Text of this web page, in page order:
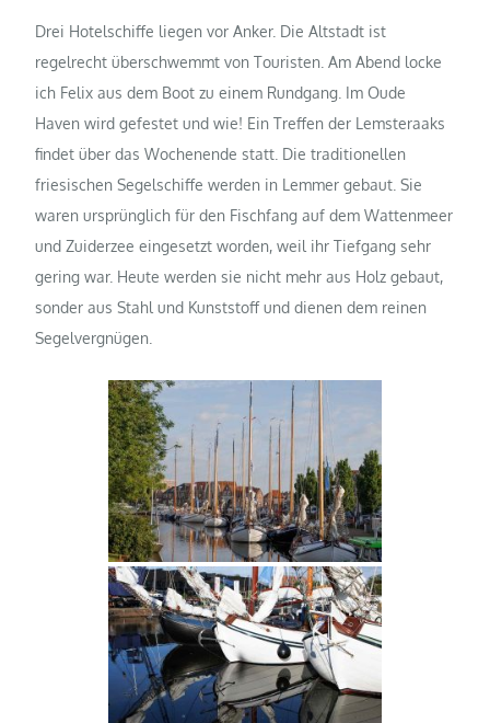
Drei Hotelschiffe liegen vor Anker. Die Altstadt ist
regelrecht überschwemmt von Touristen. Am Abend locke
ich Felix aus dem Boot zu einem Rundgang. Im Oude
Haven wird gefestet und wie! Ein Treffen der Lemsteraaks
findet über das Wochenende statt. Die traditionellen
friesischen Segelschiffe werden in Lemmer gebaut. Sie
waren ursprünglich für den Fischfang auf dem Wattenmeer
und Zuiderzee eingesetzt worden, weil ihr Tiefgang sehr
gering war. Heute werden sie nicht mehr aus Holz gebaut,
sonder aus Stahl und Kunststoff und dienen dem reinen
Segelvergnügen.